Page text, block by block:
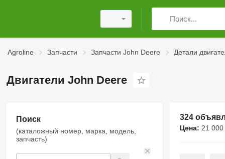
Agroline Запчасти Запчасти John Deere Детали
Двигатели John Deere
Поиск
(каталожный номер, марка, модель,
запчасть)
324
Цена: 21